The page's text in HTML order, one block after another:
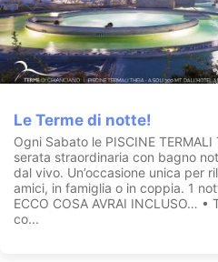
Le Terme di notte!
Ogni Sabato le PISCINE
serata straordinaria con bagno
dal vivo. Un’occasione unica per
amici, in famiglia o in coppia. 1
ECCO COSA AVRAI INCLUSO…
co...